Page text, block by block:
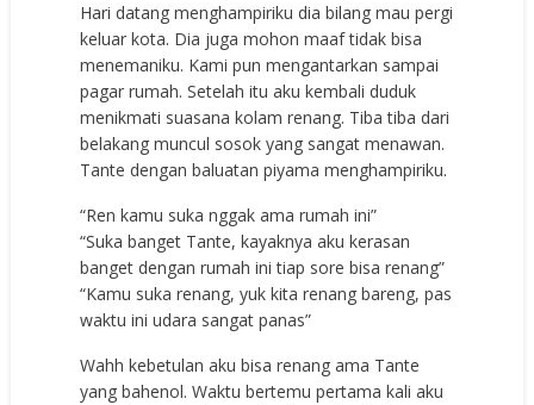
Hari datang menghampiriku dia bilang mau pergi
keluar kota. Dia juga mohon maaf tidak bisa
menemaniku. Kami pun mengantarkan sampai
pagar rumah. Setelah itu aku kembali duduk
menikmati suasana kolam renang. Tiba tiba dari
belakang muncul sosok yang sangat menawan.
Tante dengan baluatan piyama menghampiriku.
“Ren kamu suka nggak ama rumah ini”
“Suka banget Tante, kayaknya aku kerasan
banget dengan rumah ini tiap sore bisa renang”
“Kamu suka renang, yuk kita renang bareng, pas
waktu ini udara sangat panas”
Wahh kebetulan aku bisa renang ama Tante
yang bahenol. Waktu bertemu pertama kali aku